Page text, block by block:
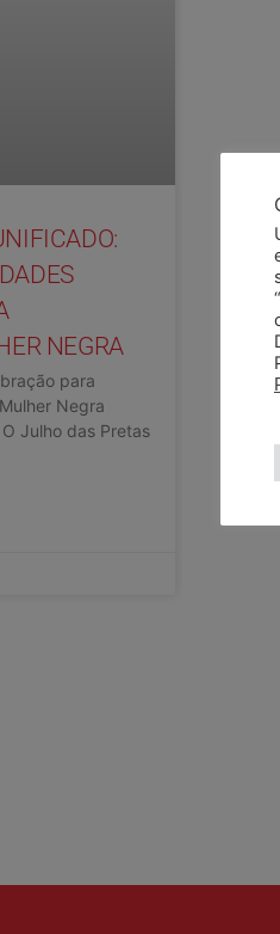
NEGRA
para
Negra
Julho das Pretas